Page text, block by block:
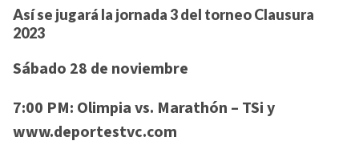
Así se jugará la jornada 3 del torneo Clausura
2023
Sábado 28 de noviembre
7:00 PM: Olimpia vs. Marathón – TSi y
www.deportestvc.com